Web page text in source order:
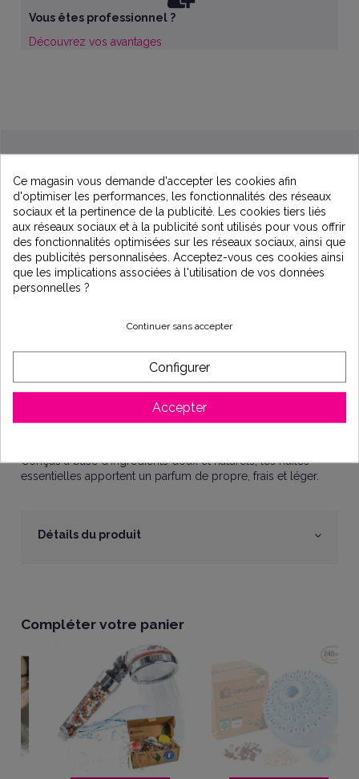
Vous êtes professionnel ?
Découvrez vos avantages
Description
Recharge de billes pour boule de lessive Aecodune
Les ingrédients sont hyppoalergeniques : ne contiennent ni
Conçus à base d'ingrédients doux et naturels, les huiles
essentielles apportent un parfum de propre, frais et léger.
Détails du produit
Compléter votre panier
Ce magasin vous demande d'accepter les cookies afin
d'optimiser les performances, les fonctionnalités des réseaux
sociaux et la pertinence de la publicité. Les cookies tiers liés
aux réseaux sociaux et à la publicité sont utilisés pour vous offrir
des fonctionnalités optimisées sur les réseaux sociaux, ainsi que
des publicités personnalisées. Acceptez-vous ces cookies ainsi
que les implications associées à l'utilisation de vos données
personnelles ?
Continuer sans accepter
Configurer
Accepter